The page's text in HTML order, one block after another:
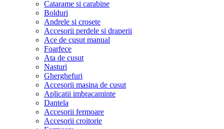
Catarame si carabine
Bolduri
Andrele si crosete
Accesorii perdele si draperii
Ace de cusut manual
Foarfece
Ata de cusut
Nasturi
Gherghefuri
Accesorii masina de cusut
Aplicatii imbracaminte
Dantela
Accesorii fermoare
Accesorii croitorie